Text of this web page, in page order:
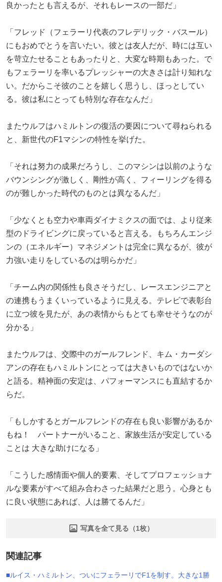
良かったとも言えるが、それもレースの一部だ」
「フレッド（フェラーリ代表のフレデリック・バスール）
にもおめでとうを言いたい。彼とは友人だが、時には互い
を苛立たせることもあったりと、大変な時期もあった。で
もフェラーリを率いるプレッシャーの大きさは計り知れな
い。だからこそ彼のことを嬉しく思うし、ほっとしてい
る。彼は私にとっても特別な存在なんだ」
またウルフはハミルトンの復活の要因について尋ねられる
と、新世代のF1マシンの特性を挙げた。
「それは努力の成果だろうし、このマシンは以前のような
バウンシングが激しく、剛性が高く、フィーリングを得る
のが難しかった時代のものとは異なるんだ」
「少なくとも空力や車両ダイナミクスの面では、より従来
型のドライビングに戻っていると言える。もちろんエンジ
ンの（エネルギー）マネジメントは完全に異なるが、彼が
力強い走りをしているのは明らかだ」
「チーム内の関係性も良さそうだし、レースエンジニアと
の連携もうまくいっているように見える。テレビで表彰台
に立つ彼を見たが、あの表情からもとても幸せそうなのが
分かる」
またウルフは、交際中のガールフレンド、キム・カーダシ
アンの存在もハミルトンにとっては大きいものではないか
と語る。精神面の安定は、パフォーマンスにも直結するか
らだ。
「もしかするとガールフレンドの存在も良い影響があるか
もね！ パートナーがいること、家族生活が安定している
ことは 大きな助けになる」
「こうした感情面や個人的要素、そしてプロフェッショナ
ルな要素がすべて組み合わさった結果だと思う。心身とも
に良い状態にあれば、人は勝てるんだ」
写真を全て見る（1枚）
関連記事
■ルイス・ハミルトン、ついにフェラーリでF1を制す。大きな1勝